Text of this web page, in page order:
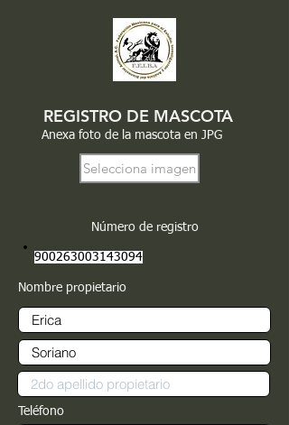
REGISTRO DE MASCOTA
Anexa foto de la mascota en JPG
Selecciona imagen
Número de registro
900263003143094
Nombre propietario
Teléfono